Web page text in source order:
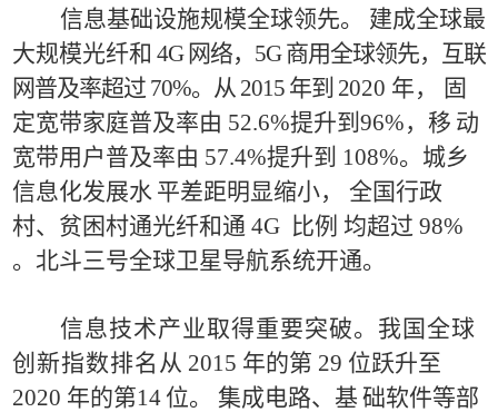
信息基础设施规模全球领先。
建成全球最
大规模光纤和 4G 网络， 5G商用全球领先，互联
网普及率超过 70%。从 2015 年到 2020 年，
固
定宽带家庭普及率由 52.6%提升到 96%，移 动
宽带用户普及率由 57.4%提升到 108%。城乡
信息化发展水 平差距明显缩小，
全国行政
村、贫困村通光纤和通 4G 比例 均超过 98%
。 北斗三号全球卫星导航系统开通。
信息技术产业取得重要突破。 我国全球
创新指数排名从 2015 年的第 29 位跃升至
2020 年的第14 位。 集成电路、基 础软件等部